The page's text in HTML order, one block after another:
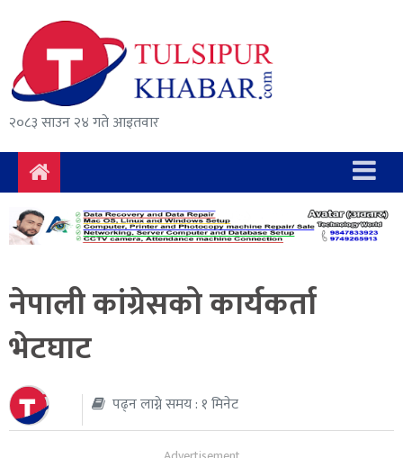
२०८३ साउन २४ गते आइतवार
समाचार
राजनीति
सुरक्षा/
अपराध
दुर्घटना
विचार
अर्थ
संवाद
मनोरञ्जन
नेपाली कांग्रेसको कार्यकर्ता
भेटघाट
पढ्न लाग्ने समय : १ मिनेट